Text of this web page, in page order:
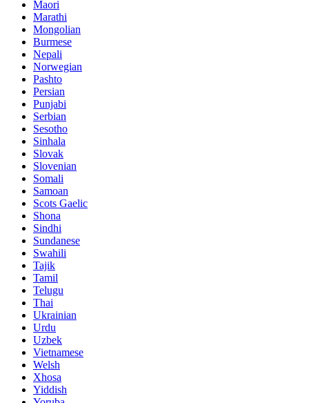
Maori
Marathi
Mongolian
Burmese
Nepali
Norwegian
Pashto
Persian
Punjabi
Serbian
Sesotho
Sinhala
Slovak
Slovenian
Somali
Samoan
Scots Gaelic
Shona
Sindhi
Sundanese
Swahili
Tajik
Tamil
Telugu
Thai
Ukrainian
Urdu
Uzbek
Vietnamese
Welsh
Xhosa
Yiddish